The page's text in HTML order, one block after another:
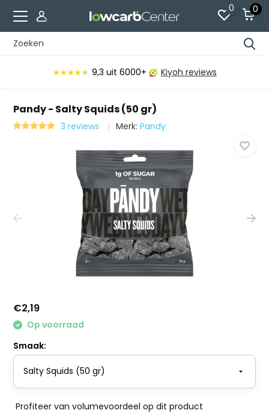
0 0
★★★★★
★★★★★ 9,3 uit 6000+ Kiyoh reviews
Pandy - Salty Squids (50 gr)
3 reviews Merk:Pandy
€2,19
Op voorraad
Smaak:
Profiteer van volumevoordeel op dit product